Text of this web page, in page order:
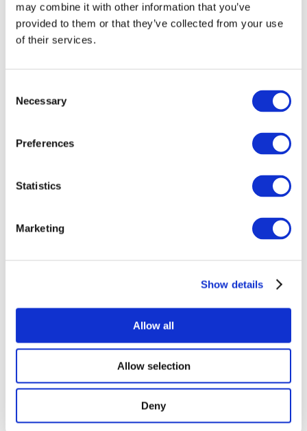
may combine it with other information that you’ve
provided to them or that they’ve collected from your use
of their services.
Selection
Necessary
Preferences
Statistics
Marketing
Show details
Allow all
Allow selection
Deny
Événements
Concerts
Rock music